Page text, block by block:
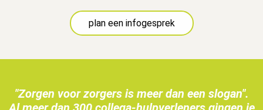
plan een infogesprek
"Zorgen voor zorgers is meer dan een slogan".
Hierdoor
website-